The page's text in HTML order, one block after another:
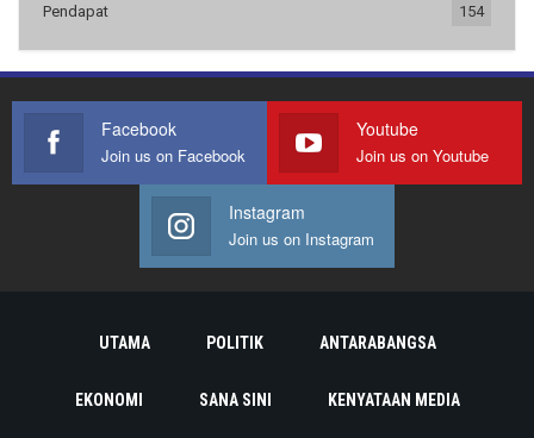
Pendapat 154
Facebook
Join us on Facebook
Youtube
Join us on Youtube
Instagram
Join us on Instagram
UTAMA POLITIK ANTARABANGSA
EKONOMI SANA SINI KENYATAAN MEDIA